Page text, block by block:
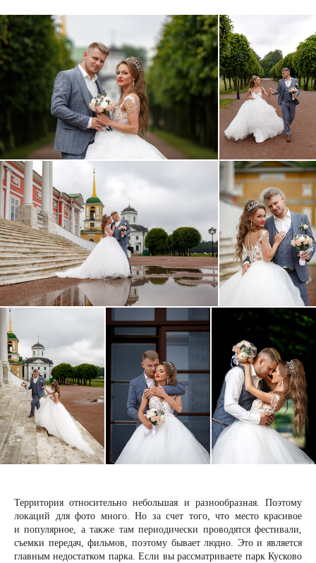
Территория относительно небольшая и разнообразная. Поэтому
локаций для фото много. Но за счет того, что место красивое
и популярное, а также там периодически проводятся фестивали,
съемки передач, фильмов, поэтому бывает людно. Это и является
главным недостатком парка. Если вы рассматриваете парк Кусково